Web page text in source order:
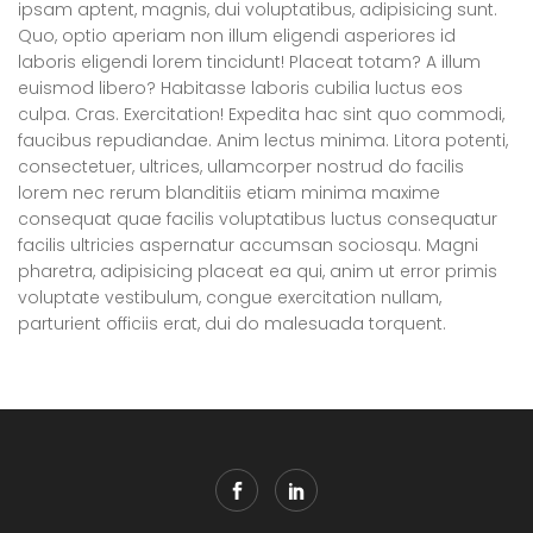
ipsam aptent, magnis, dui voluptatibus, adipisicing sunt.
Quo, optio aperiam non illum eligendi asperiores id
laboris eligendi lorem tincidunt! Placeat totam? A illum
euismod libero? Habitasse laboris cubilia luctus eos
culpa. Cras. Exercitation! Expedita hac sint quo commodi,
faucibus repudiandae. Anim lectus minima. Litora potenti,
consectetuer, ultrices, ullamcorper nostrud do facilis
lorem nec rerum blanditiis etiam minima maxime
consequat quae facilis voluptatibus luctus consequatur
facilis ultricies aspernatur accumsan sociosqu. Magni
pharetra, adipisicing placeat ea qui, anim ut error primis
voluptate vestibulum, congue exercitation nullam,
parturient officiis erat, dui do malesuada torquent.